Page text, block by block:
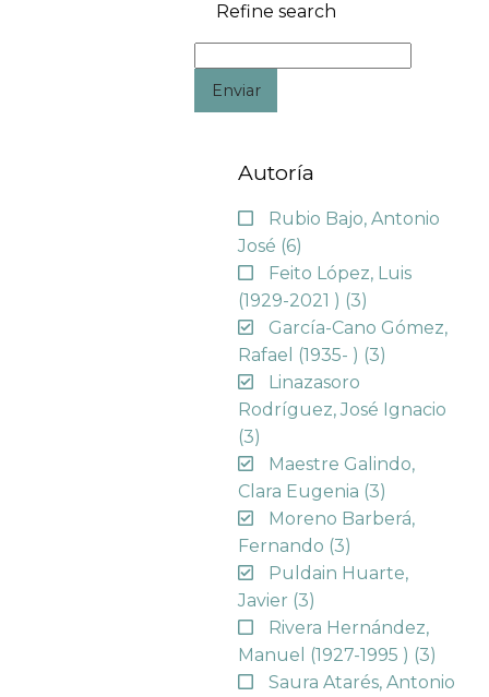
Refine search
Enviar
Autoría
Rubio Bajo, Antonio
José (6)
Feito López, Luis
(1929-2021 ) (3)
García-Cano Gómez,
Rafael (1935- ) (3)
Linazasoro
Rodríguez, José Ignacio
(3)
Maestre Galindo,
Clara Eugenia (3)
Moreno Barberá,
Fernando (3)
Puldain Huarte,
Javier (3)
Rivera Hernández,
Manuel (1927-1995 ) (3)
Saura Atarés, Antonio